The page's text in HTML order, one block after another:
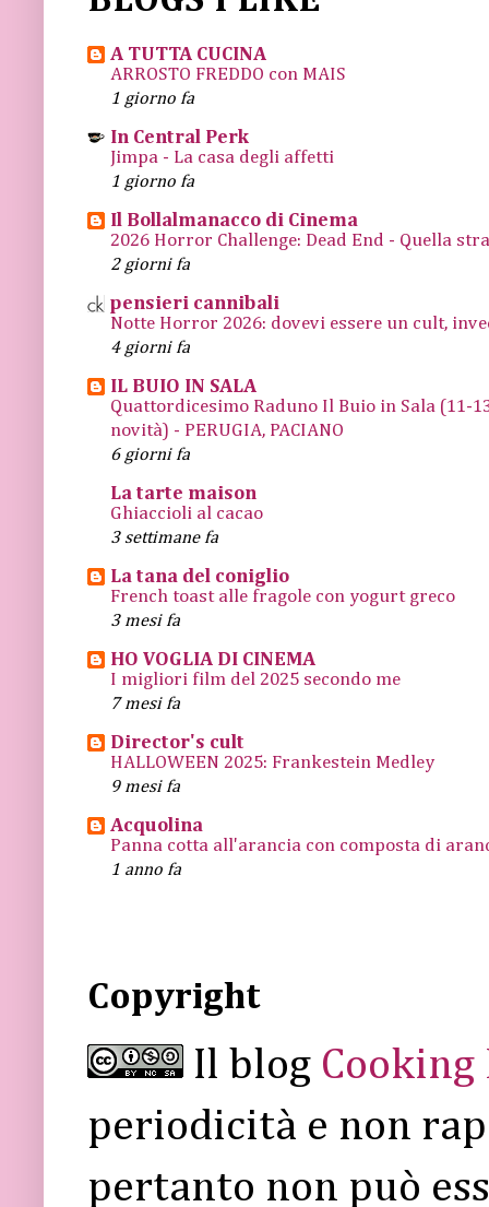
A TUTTA CUCINA
ARROSTO FREDDO con MAIS
1 giorno fa
In Central Perk
Jimpa - La casa degli affetti
1 giorno fa
Il Bollalmanacco di Cinema
2026 Horror Challenge: Dead End - Quella
2 giorni fa
pensieri cannibali
Notte Horror 2026: dovevi essere un cult,
4 giorni fa
IL BUIO IN SALA
Quattordicesimo Raduno Il Buio in Sala (11-
novità) - PERUGIA, PACIANO
6 giorni fa
La tarte maison
Ghiaccioli al cacao
3 settimane fa
La tana del coniglio
French toast alle fragole con yogurt greco
3 mesi fa
HO VOGLIA DI CINEMA
I migliori film del 2025 secondo me
7 mesi fa
Director's cult
HALLOWEEN 2025: Frankestein Medley
9 mesi fa
Acquolina
Panna cotta all'arancia con composta di
1 anno fa
Copyright
Il blog Cooking
periodicità e non
pertanto non può